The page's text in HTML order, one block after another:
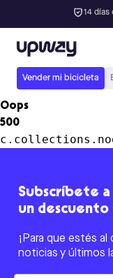
14 días
Upway
Vender mi bicicleta
Oops
500
Subscríbete
un descuento
¡Para que estés
noticias y últimos